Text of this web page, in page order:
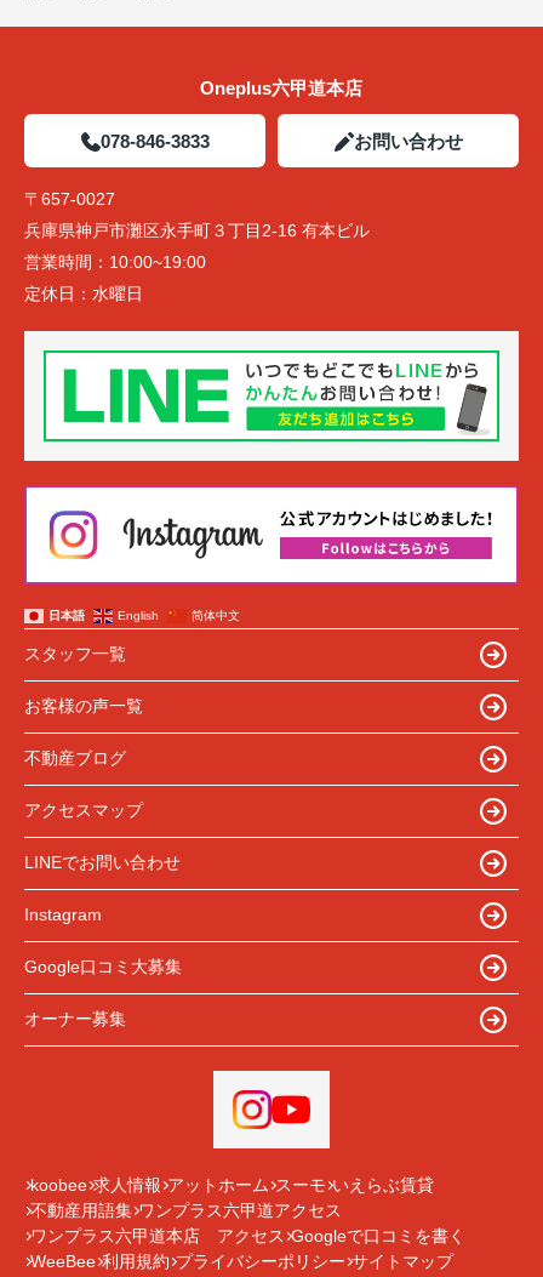
Oneplus六甲道本店
078-846-3833 お問い合わせ
〒657-0027
兵庫県神戸市灘区永手町３丁目2-16 有本ビル
営業時間： 10:00~19:00
定休日： 水曜日
日本語 English 简体中文
スタッフ一覧
お客様の声一覧
不動産ブログ
アクセスマップ
LINEでお問い合わせ
Instagram
Google口コミ大募集
オーナー募集
koobee 求人情報 アットホーム スーモ いえらぶ賃貸
不動産用語集 ワンプラス六甲道アクセス
ワンプラス六甲道本店 アクセス Googleで口コミを書く
WeeBee 利用規約 プライバシーポリシー サイトマップ